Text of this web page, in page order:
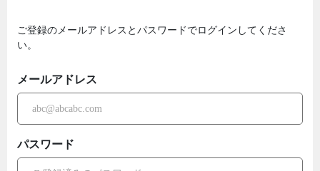
ご登録のメールアドレスとパスワードでログインしてくださ
い。
メールアドレス
パスワード